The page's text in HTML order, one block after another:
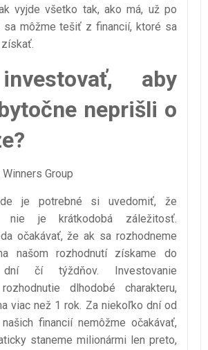
vyjde všetko tak, ako má, už po
sa môžme tešiť z financií, ktoré sa
aby
neprišli o
je potrebné si uvedomiť, že
nie je krátkodobá záležitosť.
očakávať, že ak sa rozhodneme
našom rozhodnutí získame do
dní čí týždňov. Investovanie
dlhodobé charakteru,
viac než 1 rok. Za niekoľko dní od
financií nemôžme očakávať,
staneme milionármi len preto,